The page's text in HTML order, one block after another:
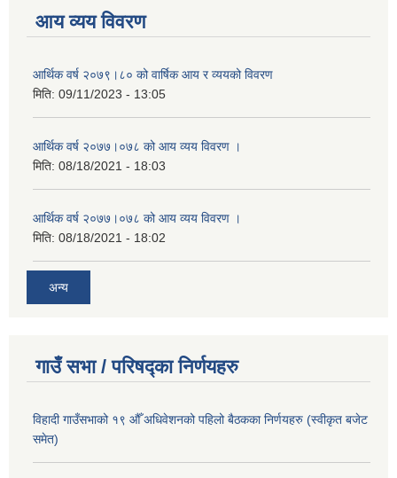
आय व्यय विवरण
आर्थिक वर्ष २०७९।८० को वार्षिक आय र व्ययको विवरण
मिति: 09/11/2023 - 13:05
आर्थिक वर्ष २०७७।०७८ को आय व्यय विवरण ।
मिति: 08/18/2021 - 18:03
आर्थिक वर्ष २०७७।०७८ को आय व्यय विवरण ।
मिति: 08/18/2021 - 18:02
अन्य
गाउँ सभा / परिषद्का निर्णयहरु
विहादी गाउँसभाको १९ औँ अधिवेशनको पहिलो बैठकका निर्णयहरु (स्वीकृत बजेट
समेत)